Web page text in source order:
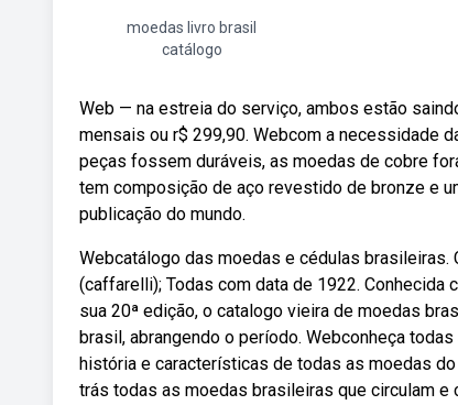
moedas livro brasil
catálogo
Web — na estreia do serviço, ambos estão
mensais ou r$ 299,90. Webcom a necessidade
peças fossem duráveis, as moedas de cobre
tem composição de aço revestido de bronze e
publicação do mundo.
Webcatálogo das moedas e cédulas brasileiras.
(caffarelli); Todas com data de 1922.
sua 20ª edição, o catalogo vieira de moedas
brasil, abrangendo o período. Webconheça
história e características de todas as moedas
trás todas as moedas brasileiras que circulam e